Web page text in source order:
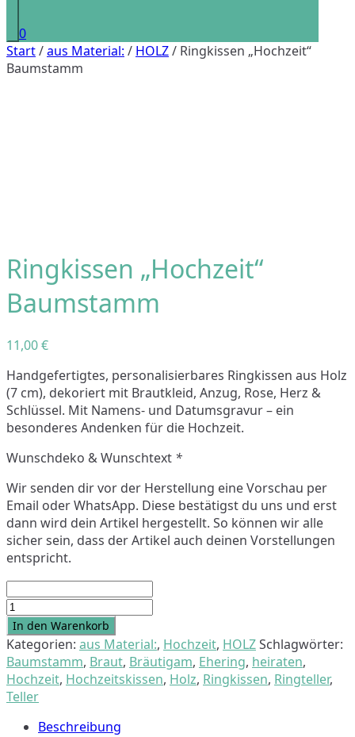
0
Start/aus Material: / HOLZ/ Ringkissen „Hochzeit“
Baumstamm
Ringkissen „Hochzeit“
Baumstamm
11,00€
Handgefertigtes, personalisierbares Ringkissen aus Holz
(7 cm), dekoriert mit Brautkleid, Anzug, Rose, Herz &
Schlüssel. Mit Namens- und Datumsgravur – ein
besonderes Andenken für die Hochzeit.
Wunschdeko & Wunschtext *
Wir senden dir vor der Herstellung eine Vorschau per
Email oder WhatsApp. Diese bestätigst du uns und erst
dann wird dein Artikel hergestellt. So können wir alle
sicher sein, dass der Artikel auch deinen Vorstellungen
entspricht.
Ringkissen
"Hochzeit"
Baumstamm
Menge
In den Warenkorb
Kategorien: aus Material:, Hochzeit, HOLZSchlagwörter:
Baumstamm, Braut, Bräutigam, Ehering, heiraten,
Hochzeit, Hochzeitskissen, Holz, Ringkissen, Ringteller,
Teller
Beschreibung